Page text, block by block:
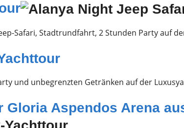
Safari, Stadtrundfahrt, 2 Stunden Party auf
und unbegrenzten Getränken auf der
Gloria Aspendos Arena